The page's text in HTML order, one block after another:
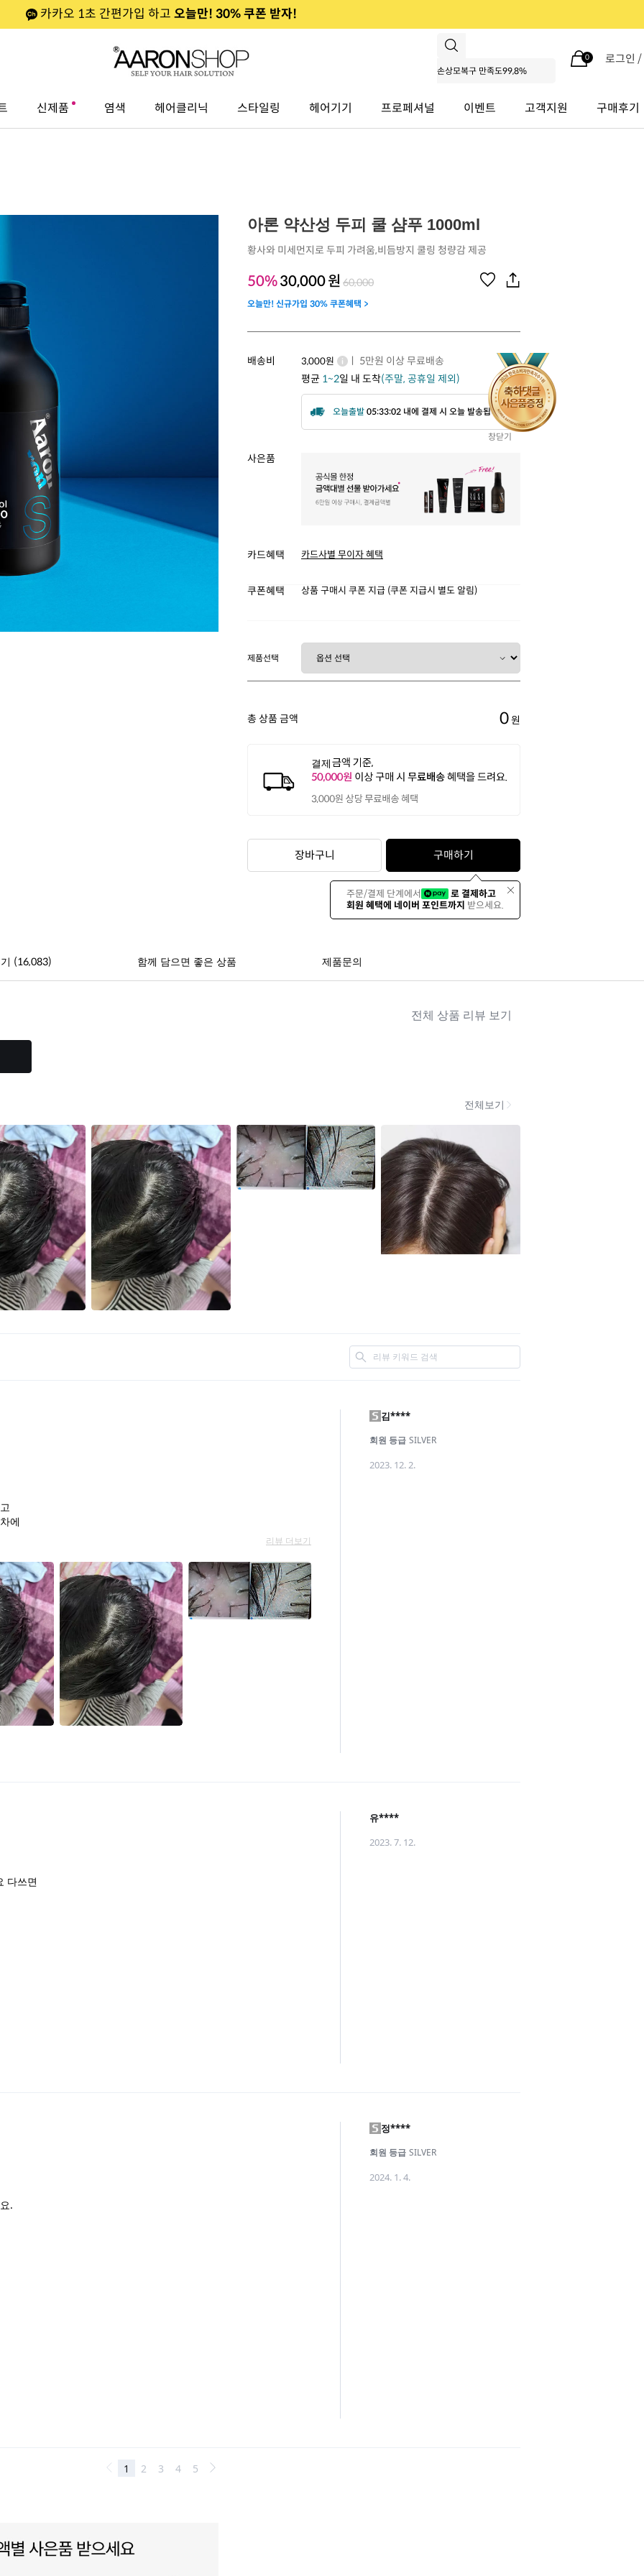
카카오 1초 간편가입 하고 오늘만! 30% 쿠폰 받자!
0 로그인 /
신제품 염색 헤어클리닉 스타일링 헤어기기 프로페셔널 이벤트 고객지원 구매후기
창닫기
아론 약산성 두피 쿨 샴푸 1000ml
황사와 미세먼지로 두피 가려움,비듬방지 쿨링 청량감 제공
50%30,000원 60,000
오늘만! 신규가입 30% 쿠폰혜택 >
배송비 3,000원
ㅣ 5만원 이상 무료배송
평균 1~2일 내 도착(주말, 공휴일 제외)
오늘출발 05:33:00 내에 결제 시 오늘 발송됩니다.
사은품
카드혜택 카드사별 무이자 혜택
쿠폰혜택 상품 구매시 쿠폰 지급 (쿠폰 지급시 별도 알림)
제품선택
총 상품 금액 0원
장바구니 구매하기
주문/결제 단계에서
로 결제하고
회원 혜택에 네이버 포인트까지 받으세요.
(16,083) 함께 담으면 좋은 상품 제품문의